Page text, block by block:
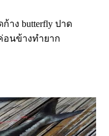
าง butterfly ปาด
อนข้างทำยาก